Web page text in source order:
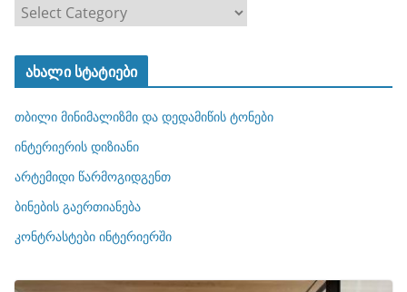
ტ
ო
რ
ბ
ი
ახალი სტატიები
თბილი მინიმალიზმი და დედამიწის ტონები
ინტერიერის დიზიანი
არტემიდი წარმოგიდგენთ
ბინების გაერთიანება
კონტრასტები ინტერიერში